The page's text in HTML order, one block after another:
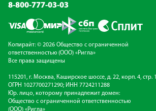
8-800-777-03-03
Копирайт: © 2026 Общество с ограниченной
ответственностью (ООО) «Ригла»
Все права защищены
115201, г. Москва, Каширское шоссе, д. 22, корп. 4, стр. 1
ОГРН 1027700271290; ИНН 7724211288
Юр. лицо, которому принадлежит домен:
Общество с ограниченной ответственностью
(ООО) «Ригла»